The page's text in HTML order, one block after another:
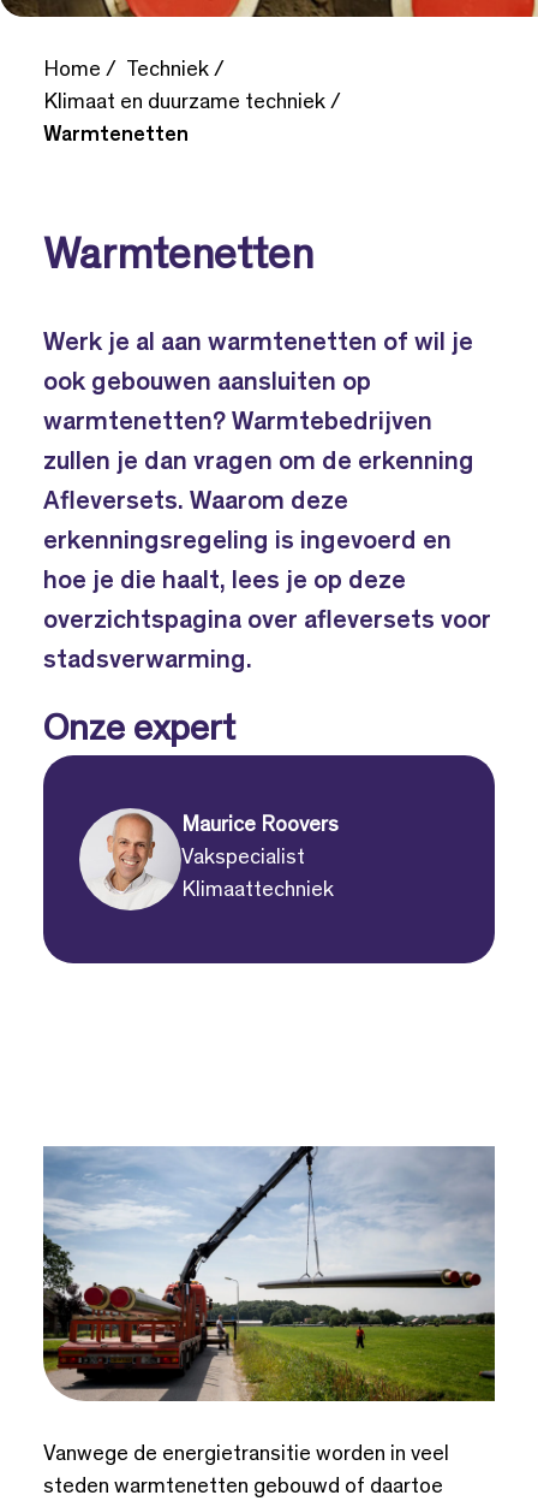
Home
Techniek
Klimaat en duurzame techniek
Warmtenetten
Warmtenetten
Werk je al aan warmtenetten of wil je
ook gebouwen aansluiten op
warmtenetten? Warmtebedrijven
zullen je dan vragen om de erkenning
Afleversets. Waarom deze
erkenningsregeling is ingevoerd en
hoe je die haalt, lees je op deze
overzichtspagina over afleversets voor
stadsverwarming.
Onze expert
Maurice Roovers
Vakspecialist
Klimaattechniek
Vanwege de energietransitie worden in veel
steden warmtenetten gebouwd of daartoe